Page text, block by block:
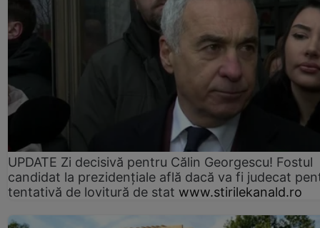
UPDATE Zi decisivă pentru Călin Georgescu! Fostul
candidat la prezidențiale află dacă va fi judecat
tentativă de lovitură de stat www.stirilekanald.ro